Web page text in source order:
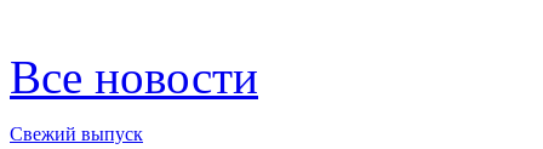
Все новости
Свежий выпуск